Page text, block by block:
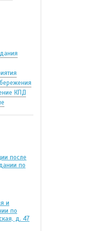
КПД
после
по
и
по
д. 47